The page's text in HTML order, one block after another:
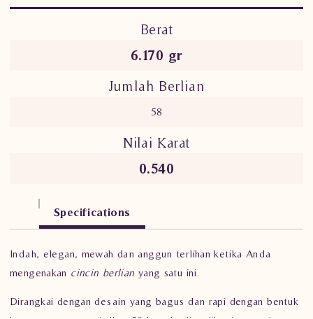
Berat
6.170 gr
Jumlah Berlian
58
Nilai Karat
0.540
Specifications
Indah, elegan, mewah dan anggun terlihan ketika Anda
mengenakan cincin berlian yang satu ini.
Dirangkai dengan desain yang bagus dan rapi dengan bentuk